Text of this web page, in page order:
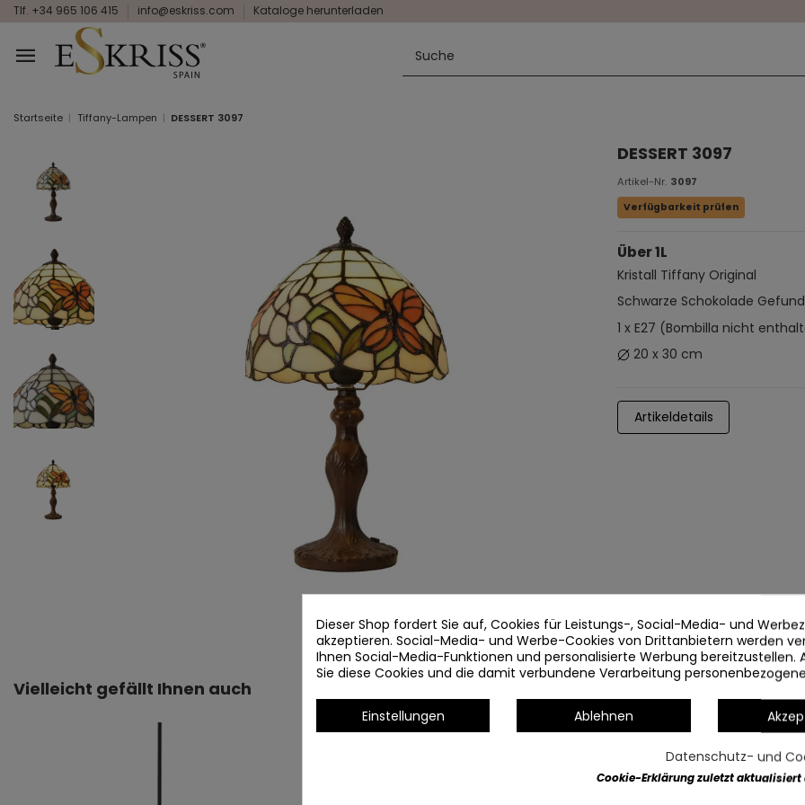
Tlf. +34 965 106 415 info@eskriss.com Kataloge herunterladen
Startseite Tiffany-Lampen DESSERT 3097
DESSERT 3097
Artikel-Nr. 3097
Verfügbarkeit prüfen
Über 1L
Kristall Tiffany Original
Schwarze Schokolade
1 x E27 (Bombilla nicht
20 x 30 cm
Artikeldetails
Vielleicht gefällt Ihnen auch
Dieser Shop fordert Sie auf, Cookies für Leistungs-, Social-Media- und
akzeptieren. Social-Media- und Werbe-Cookies von Drittanbietern werden
Ihnen Social-Media-Funktionen und personalisierte Werbung bereitzustellen.
Sie diese Cookies und die damit verbundene Verarbeitung
Einstellungen Ablehnen
Datenschutz- und
Cookie-Erklärung zuletzt aktualisiert